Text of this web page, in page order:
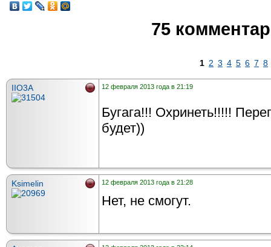
75
1 2 3 4 5 6 7 8
IIO3A 12 февраля 2013 года в 21:19
Бугага!!! Охринеть!!!!!
будет))
Ksimelin 12 февраля 2013 года в 21:28
Нет, не смогут.